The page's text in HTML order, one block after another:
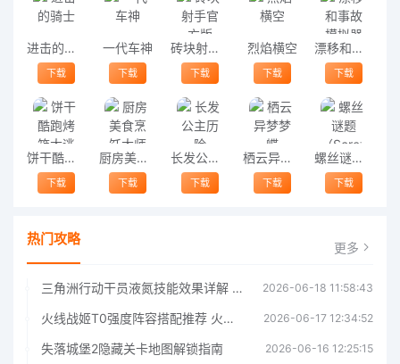
进击的骑士
下载
一代车神
下载
砖块射手官方版
下载
烈焰横空
下载
漂移和事故模拟器
下载
饼干酷跑烤箱大逃亡
下载
厨房美食烹饪大师最新版
下载
长发公主历险
下载
栖云异梦梦蝶
下载
螺丝谜题（Screw Up Family）
下载
热门攻略 更多
三角洲行动干员液氮技能效果详解 三角洲行动干员液氮技能介绍 2026-06-18 11:58:43
火线战姬T0强度阵容搭配推荐 火线战姬T0强度阵容哪个好 2026-06-17 12:34:52
失落城堡2隐藏关卡地图解锁指南 2026-06-16 12:25:15